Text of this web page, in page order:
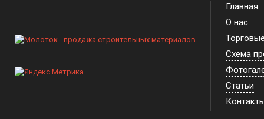
Главная
О нас
Схема
Статьи